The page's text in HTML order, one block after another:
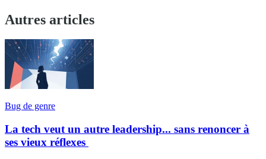
Autres articles
Bug de genre
La tech veut un autre leadership... sans renoncer à
ses vieux réflexes